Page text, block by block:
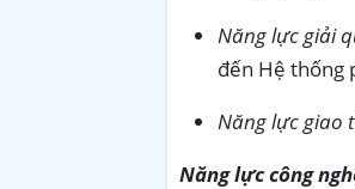
Năng lực giải
đến Hệ thống
Năng lực giao
Năng lực công